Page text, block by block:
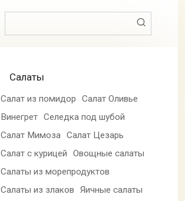
Салаты
Салат из помидор
Салат Оливье
Винегрет Селедка под шубой
Салат Мимоза Салат Цезарь
Салат с курицей
Овощные салаты
Салаты из морепродуктов
Салаты из злаков
Яичные салаты